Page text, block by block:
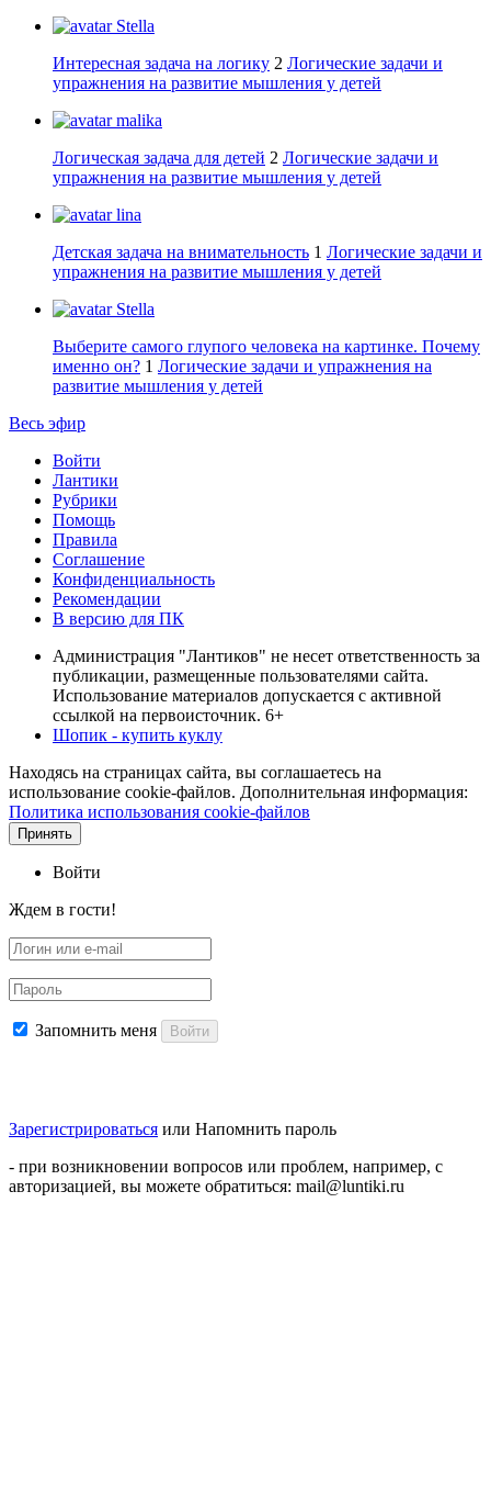
Stella
Интересная задача на логику 2 Логические задачи и
упражнения на развитие мышления у детей
malika
Логическая задача для детей 2 Логические задачи и
упражнения на развитие мышления у детей
lina
Детская задача на внимательность 1 Логические задачи и
упражнения на развитие мышления у детей
Stella
Выберите самого глупого человека на картинке. Почему
именно он? 1 Логические задачи и упражнения на
развитие мышления у детей
Весь эфир
Войти
Лантики
Рубрики
Помощь
Правила
Соглашение
Конфиденциальность
Рекомендации
В версию для ПК
Администрация "Лантиков" не несет ответственность за
публикации, размещенные пользователями сайта.
Использование материалов допускается с активной
ссылкой на первоисточник. 6+
Шопик - купить куклу
Находясь на страницах сайта, вы соглашаетесь на
использование cookie-файлов. Дополнительная информация:
Политика использования cookie-файлов
Принять
Войти
Ждем в гости!
Запомнить меня Войти
Зарегистрироваться или Напомнить пароль
- при возникновении вопросов или проблем, например, с
авторизацией, вы можете обратиться: mail@luntiki.ru